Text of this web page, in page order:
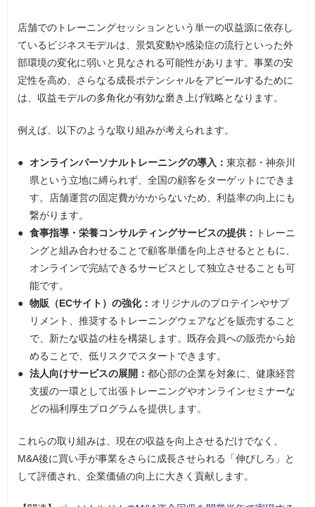
店舗でのトレーニングセッションという単一の収益源に依存し
ているビジネスモデルは、景気変動や感染症の流行といった外
部環境の変化に弱いと見なされる可能性があります。事業の安
定性を高め、さらなる成長ポテンシャルをアピールするために
は、収益モデルの多角化が有効な磨き上げ戦略となります。
例えば、以下のような取り組みが考えられます。
オンラインパーソナルトレーニングの導入： 東京都・神奈川
県という立地に縛られず、全国の顧客をターゲットにできま
す。店舗運営の固定費がかからないため、利益率の向上にも
繋がります。
食事指導・栄養コンサルティングサービスの提供：
トレーニ
ングと組み合わせることで顧客単価を向上させるとともに、
オンラインで完結できるサービスとして独立させることも可
能です。
物販（ECサイト）の強化： オリジナルのプロテインやサプ
リメント、推奨するトレーニングウェアなどを販売すること
で、新たな収益の柱を構築します。既存会員への販売から始
めることで、低リスクでスタートできます。
法人向けサービスの展開： 都心部の企業を対象に、健康経営
支援の一環として出張トレーニングやオンラインセミナーな
どの福利厚生プログラムを提供します。
これらの取り組みは、現在の収益を向上させるだけでなく、
M&A後に買い手が事業をさらに成長させられる「伸びしろ」と
して評価され、企業価値の向上に大きく貢献します。